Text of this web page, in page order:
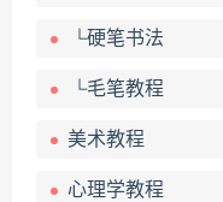
└硬笔书法
└毛笔教程
美术教程
心理学教程